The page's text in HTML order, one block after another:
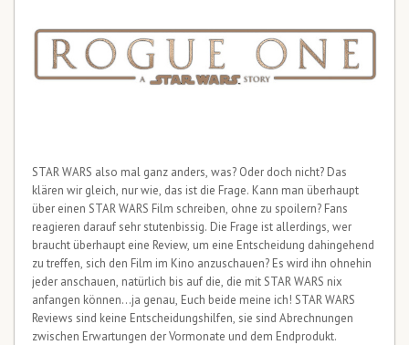
STAR WARS also mal ganz anders, was? Oder doch nicht? Das
klären wir gleich, nur wie, das ist die Frage. Kann man überhaupt
über einen STAR WARS Film schreiben, ohne zu spoilern? Fans
reagieren darauf sehr stutenbissig. Die Frage ist allerdings, wer
braucht überhaupt eine Review, um eine Entscheidung dahingehend
zu treffen, sich den Film im Kino anzuschauen? Es wird ihn ohnehin
jeder anschauen, natürlich bis auf die, die mit STAR WARS nix
anfangen können…ja genau, Euch beide meine ich! STAR WARS
Reviews sind keine Entscheidungshilfen, sie sind Abrechnungen
zwischen Erwartungen der Vormonate und dem Endprodukt.